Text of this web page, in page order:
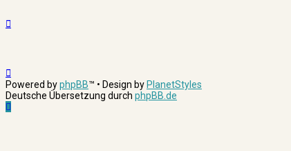
Powered byphpBB™ • Design by PlanetStyles
Deutsche Übersetzung durch phpBB.de